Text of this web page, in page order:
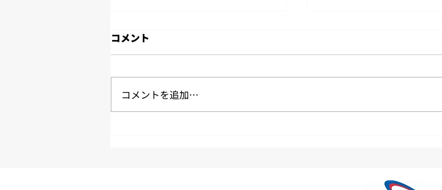
2026年7月度労働時間のご報
2026年7月度の労働時間実績のご
報告です。 拘束時間２４５時間
超えは３名 平均拘束時間は約１
コメント
コメントを追加…